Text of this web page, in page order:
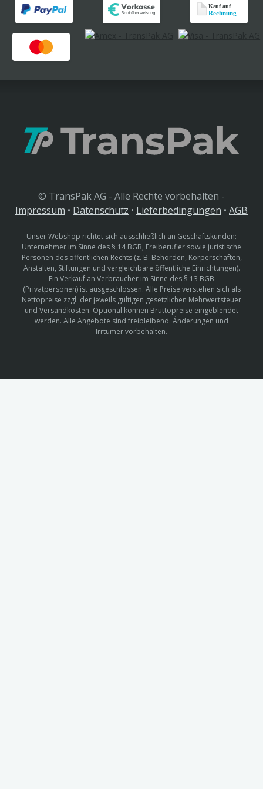
© TransPak AG - Alle Rechte vorbehalten -
Impressum • Datenschutz • Lieferbedingungen • AGB
Unser Webshop richtet sich ausschließlich an Geschäftskunden:
Unternehmer im Sinne des § 14 BGB, Freiberufler sowie juristische
Personen des öffentlichen Rechts (z. B. Behörden, Körperschaften,
Anstalten, Stiftungen und vergleichbare öffentliche Einrichtungen).
Ein Verkauf an Verbraucher im Sinne des § 13 BGB
(Privatpersonen) ist ausgeschlossen. Alle Preise verstehen sich als
Nettopreise zzgl. der jeweils gültigen gesetzlichen Mehrwertsteuer
und Versandkosten. Optional können Bruttopreise eingeblendet
werden. Alle Angebote sind freibleibend. Änderungen und
Irrtümer vorbehalten.